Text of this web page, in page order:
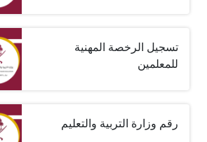
تسجيل الرخصة المهنية
للمعلمين
رقم وزارة التربية والتعليم